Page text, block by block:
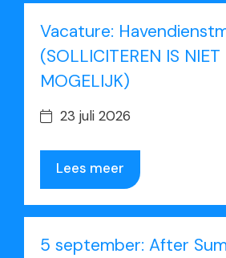
Vacature:
(SOLLICITEREN IS NIET
MOGELIJK)
23 juli 2026
Lees meer
5 september: After